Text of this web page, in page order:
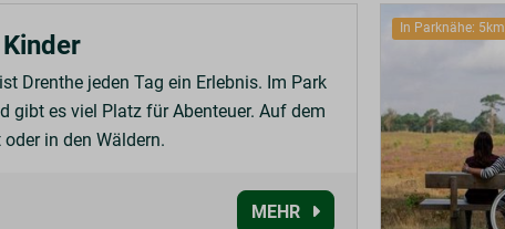
Drenthe jeden Tag ein Erlebnis. Im Park
gibt es viel Platz für Abenteuer. Auf dem
in den Wäldern.
MEHR
In Parknähe: 5km